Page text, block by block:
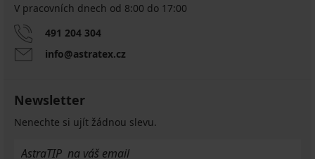
V pracovních dnech od 8:00 do 17:00
491 204 304
info@astratex.cz
Newsletter
Nenechte si ujít žádnou slevu.